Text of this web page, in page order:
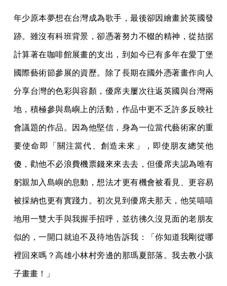
年少原本夢想在台灣成為歌手，最後卻因繪畫於英國發
跡。雖沒有科班背景，卻憑著努力不輟的精神，從拮据
計算著在咖啡館展畫的支出，到如今已有多年在愛丁堡
國際藝術節參展的資歷。除了長期在國外憑著畫作向人
分享台灣的色彩與容顏，優席夫屢次往返英國與台灣兩
地，積極參與島嶼上的活動，作品中更不乏許多反映社
會議題的作品。因為他堅信，身為一位當代藝術家的重
要使命即「關注當代、創造未來」，即使朋友總笑他
傻，勸他不必浪費機票錢來來去去，但優席夫認為唯有
躬親加入島嶼的息動，想法才更有機會被看見、更容易
被採納也更有實踐力。初次見到優席夫那天，他笑嘻嘻
地用一雙大手與我握手招呼，並彷彿久沒見面的老朋友
似的，一開口就迫不及待地告訴我：「你知道我剛從哪
裡回來嗎？高雄小林村旁邊的那瑪夏部落。我去教小孩
子畫畫！」